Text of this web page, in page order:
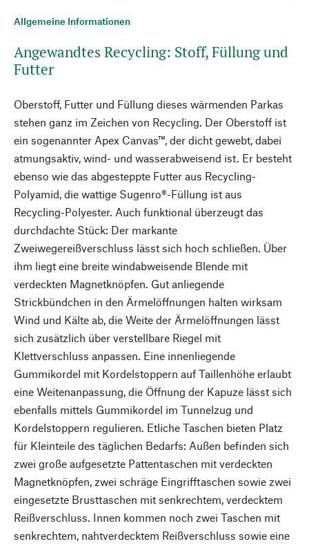
Allgemeine Informationen
Angewandtes Recycling: Stoff, Füllung und
Futter
Oberstoff, Futter und Füllung dieses wärmenden Parkas
stehen ganz im Zeichen von Recycling. Der Oberstoff ist
ein sogenannter Apex Canvas™, der dicht gewebt, dabei
atmungsaktiv, wind- und wasserabweisend ist. Er besteht
ebenso wie das abgesteppte Futter aus Recycling-
Polyamid, die wattige Sugenro®-Füllung ist aus
Recycling-Polyester. Auch funktional überzeugt das
durchdachte Stück: Der markante
Zweiwegereißverschluss lässt sich hoch schließen. Über
ihm liegt eine breite windabweisende Blende mit
verdeckten Magnetknöpfen. Gut anliegende
Strickbündchen in den Ärmelöffnungen halten wirksam
Wind und Kälte ab, die Weite der Ärmelöffnungen lässt
sich zusätzlich über verstellbare Riegel mit
Klettverschluss anpassen. Eine innenliegende
Gummikordel mit Kordelstoppern auf Taillenhöhe erlaubt
eine Weitenanpassung, die Öffnung der Kapuze lässt sich
ebenfalls mittels Gummikordel im Tunnelzug und
Kordelstoppern regulieren. Etliche Taschen bieten Platz
für Kleinteile des täglichen Bedarfs: Außen befinden sich
zwei große aufgesetzte Pattentaschen mit verdeckten
Magnetknöpfen, zwei schräge Eingrifftaschen sowie zwei
eingesetzte Brusttaschen mit senkrechtem, verdecktem
Reißverschluss. Innen kommen noch zwei Taschen mit
senkrechtem, nahtverdecktem Reißverschluss sowie eine